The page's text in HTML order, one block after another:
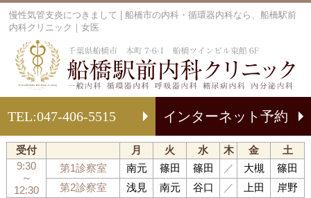
慢性気管支炎につきまして | 船橋市の内科・循環器内科なら、船橋駅前
内科クリニック｜女医
TEL:047-406-5515 インターネット予約
受付 月 火 水 木 金
土
9:30
～
12:30
第1診察室 南元 篠田 篠田 ／ 大槻
篠田
第2診察室
浅見 南元 谷口 ／ 上田
岸野